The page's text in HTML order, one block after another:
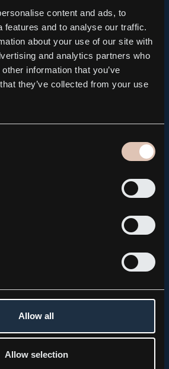
content and ads, to
features and to analyse our traffic.
about your use of our site with
and analytics partners who
information that you’ve
they’ve collected from your use
Allow all
Allow selection